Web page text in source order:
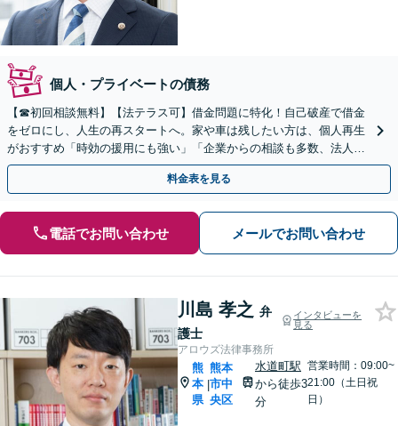
個人・プライベートの債務
【☎︎初回相談無料】【法テラス可】借金問題に特化！自己破産で借金
をゼロにし、人生の再スタートへ。家や車は残したい方は、個人再生
がおすすめ「時効の援用にも強い」「企業からの相談も多数、法人破
産に対応」【駐車場あり】
料金表を見る
電話でお問い合わせ メールでお問い合わせ
川島 孝之 弁
護士
インタビューを
見る
アロウズ法律事務所
熊
本
県
|
熊本
市中
央区
水道町駅
から徒歩3
分
営業時間：09:00~
21:00（土日祝
日）